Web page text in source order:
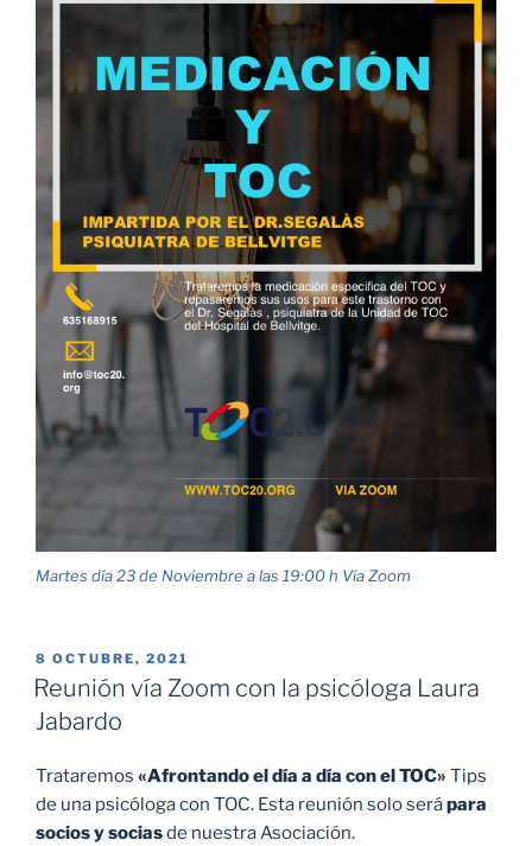
Martes día 23 de Noviembre a las 19:00 h Vía Zoom
PUBLICADO
EL
8 OCTUBRE, 2021
Reunión vía Zoom con la psicóloga Laura
Jabardo
Trataremos «Afrontando el día a día con el TOC» Tips
de una psicóloga con TOC. Esta reunión solo serápara
socios y sociasde nuestra Asociación.